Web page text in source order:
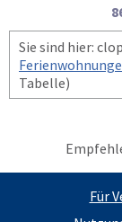
Sie sind hier:
Tabelle)
Für